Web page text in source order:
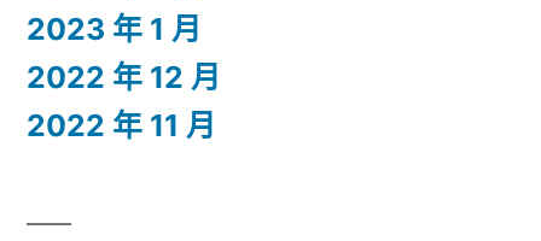
2023 年 1 月
2022 年 12 月
2022 年 11 月